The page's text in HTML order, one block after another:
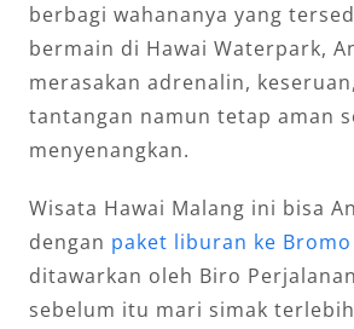
berbagi wahananya yang
bermain di Hawai Waterpark,
merasakan adrenalin,
tantangan namun tetap aman
menyenangkan.
Wisata Hawai Malang ini bisa
dengan paket liburan ke Bromo
ditawarkan oleh Biro
sebelum itu mari simak